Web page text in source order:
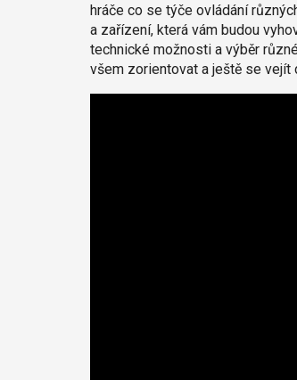
hráče co se týče ovládání
a zařízení, která vám budou
technické možnosti a výběr
všem zorientovat a ještě se vejít